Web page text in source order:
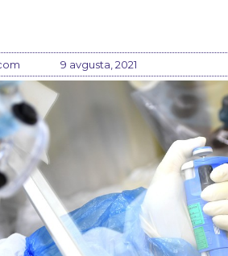
9 avgusta, 2021